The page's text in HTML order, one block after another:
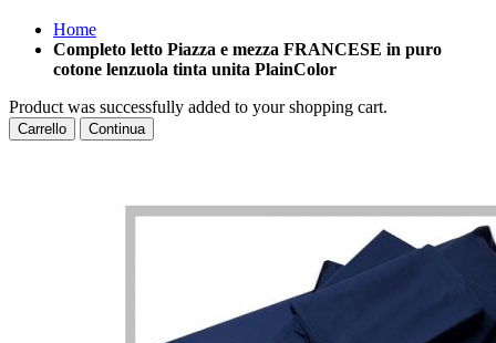
Home
Completo letto Piazza e mezza FRANCESE in puro
cotone lenzuola tinta unita PlainColor
Product was successfully added to your shopping cart.
Carrello Continua